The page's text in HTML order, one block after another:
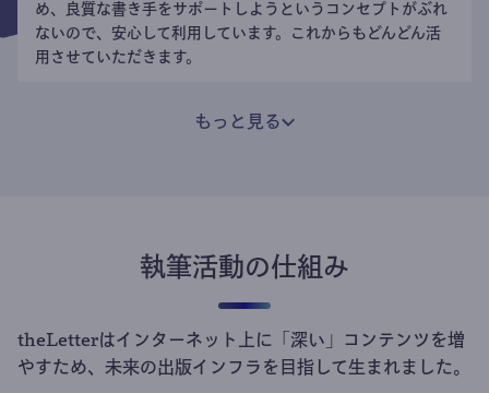
め、良質な書き手をサポートしようというコンセプトがぶれ
ないので、安心して利用しています。これからもどんどん活
用させていただきます。
もっと見る
執筆活動の仕組み
theLetterはインターネット上に「深い」コンテンツを増
やすため、未来の出版インフラを目指して生まれました。